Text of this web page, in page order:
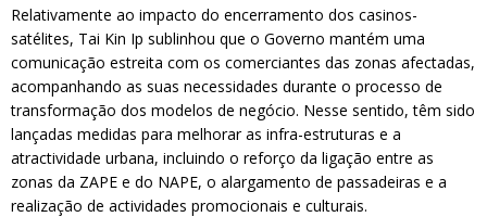
Relativamente ao impacto do encerramento dos casinos-
satélites, Tai Kin Ip sublinhou que o Governo mantém uma
comunicação estreita com os comerciantes das zonas afectadas,
acompanhando as suas necessidades durante o processo de
transformação dos modelos de negócio. Nesse sentido, têm sido
lançadas medidas para melhorar as infra-estruturas e a
atractividade urbana, incluindo o reforço da ligação entre as
zonas da ZAPE e do NAPE, o alargamento de passadeiras e a
realização de actividades promocionais e culturais.